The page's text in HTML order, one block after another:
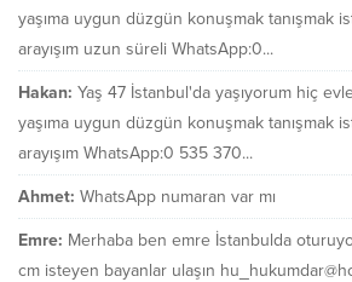
yaşıma uygun düzgün konuşmak tanışmak
arayışım uzun süreli WhatsApp:0...
Hakan: Yaş 47 İstanbul'da yaşıyorum hiç
yaşıma uygun düzgün konuşmak tanışmak
arayışım WhatsApp:0 535 370...
Ahmet: WhatsApp numaran var mı
Emre: Merhaba ben emre İstanbulda
cm isteyen bayanlar ulaşın